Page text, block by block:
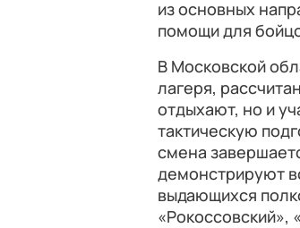
из основных
помощи для
В Московской
лагеря,
отдыхают, но и
тактическую
смена
демонстрируют
выдающихся
«Рокоссовский»,